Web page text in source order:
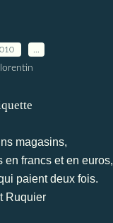
magasins,
en francs et en euros,
paient deux fois.
Ruquier